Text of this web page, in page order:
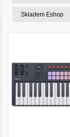
Skladem Eshop